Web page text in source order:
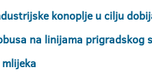
konoplje u cilju
na linijama prigradskog